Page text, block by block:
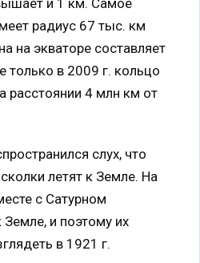
радиус 67 тыс. км
на экваторе составляет
только в 2009 г. кольцо
расстоянии 4 млн км от
слух, что
летят к Земле. На
с Сатурном
и поэтому их
в 1921 г.